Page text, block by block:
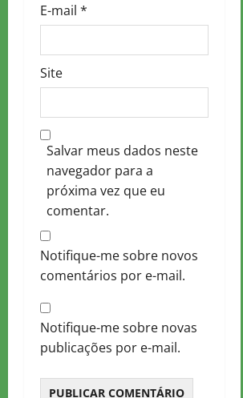
E-mail *
Site
Salvar meus dados neste
navegador para a
próxima vez que eu
comentar.
Notifique-me sobre novos
comentários por e-mail.
Notifique-me sobre novas
publicações por e-mail.